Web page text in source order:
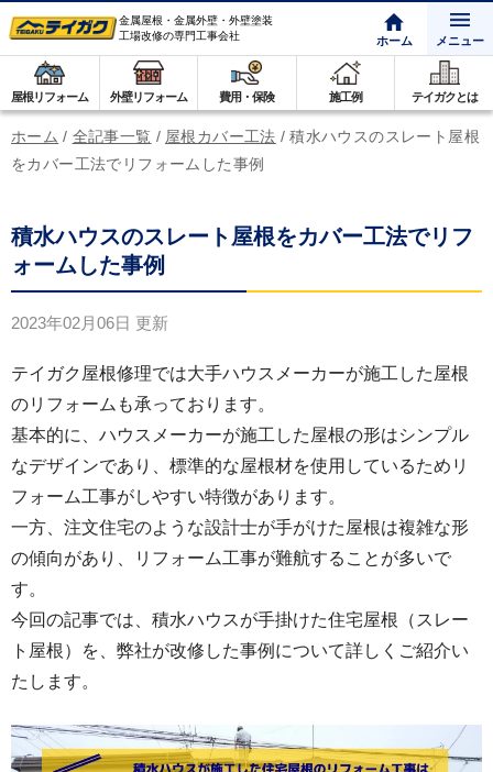
金属屋根・金属外壁・外壁塗装
工場改修の専門工事会社
ホーム メニュー
屋根リフォーム 外壁リフォーム 費用・保険 施工例 テイガクとは
ホーム / 全記事一覧 / 屋根カバー工法 / 積水ハウスのスレート屋根
をカバー工法でリフォームした事例
積水ハウスのスレート屋根をカバー工法でリフ
ォームした事例
2023年02月06日 更新
テイガク屋根修理では大手ハウスメーカーが施工した屋根
のリフォームも承っております。
基本的に、ハウスメーカーが施工した屋根の形はシンプル
なデザインであり、標準的な屋根材を使用しているためリ
フォーム工事がしやすい特徴があります。
一方、注文住宅のような設計士が手がけた屋根は複雑な形
の傾向があり、リフォーム工事が難航することが多いで
す。
今回の記事では、積水ハウスが手掛けた住宅屋根（スレー
ト屋根）を、弊社が改修した事例について詳しくご紹介い
たします。